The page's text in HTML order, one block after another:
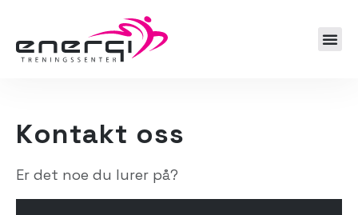
Kontakt oss
Er det noe du lurer på?